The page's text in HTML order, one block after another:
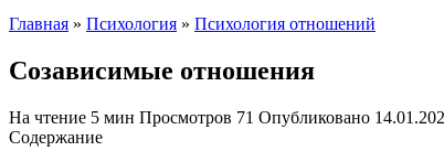
Главная » Психология » Психология отношений
Созависимые отношения
На чтение 5 мин Просмотров 71 Опубликовано
Содержание